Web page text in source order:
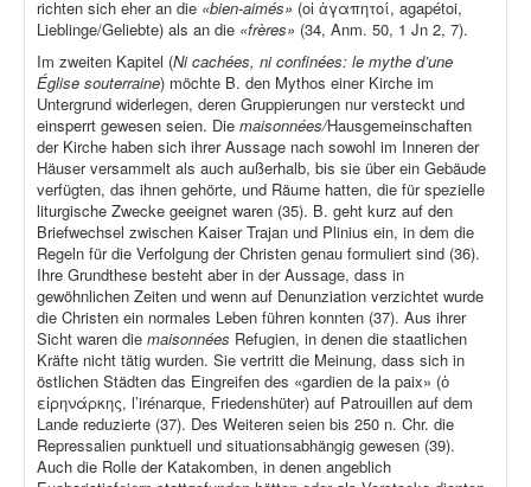
richten sich eher an die «bien-aimés» (οἱ ἀγαπητοί, agapétoi,
Lieblinge/Geliebte) als an die «frères» (34, Anm. 50, 1 Jn 2, 7).
Im zweiten Kapitel (Ni cachées, ni confinées: le mythe d’une
Église souterraine) möchte B. den Mythos einer Kirche im
Untergrund widerlegen, deren Gruppierungen nur versteckt und
einsperrt gewesen seien. Die maisonnées/Hausgemeinschaften
der Kirche haben sich ihrer Aussage nach sowohl im Inneren der
Häuser versammelt als auch außerhalb, bis sie über ein Gebäude
verfügten, das ihnen gehörte, und Räume hatten, die für spezielle
liturgische Zwecke geeignet waren (35). B. geht kurz auf den
Briefwechsel zwischen Kaiser Trajan und Plinius ein, in dem die
Regeln für die Verfolgung der Christen genau formuliert sind (36).
Ihre Grundthese besteht aber in der Aussage, dass in
gewöhnlichen Zeiten und wenn auf Denunziation verzichtet wurde
die Christen ein normales Leben führen konnten (37). Aus ihrer
Sicht waren die maisonnées Refugien, in denen die staatlichen
Kräfte nicht tätig wurden. Sie vertritt die Meinung, dass sich in
östlichen Städten das Eingreifen des «gardien de la paix» (ὁ
εἰρηνάρκης, l’irénarque, Friedenshüter) auf Patrouillen auf dem
Lande reduzierte (37). Des Weiteren seien bis 250 n. Chr. die
Repressalien punktuell und situationsabhängig gewesen (39).
Auch die Rolle der Katakomben, in denen angeblich